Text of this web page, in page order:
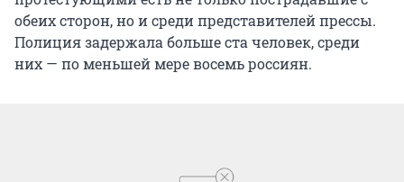
обеих сторон, но и среди представителей прессы.
Полиция задержала больше ста человек, среди
них — по меньшей мере восемь россиян.